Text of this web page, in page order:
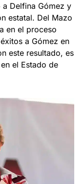
Delfina Gómez y
estatal. Del Mazo
en el proceso
a Gómez en
este resultado, es
el Estado de